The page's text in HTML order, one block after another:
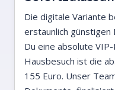
Die digitale Variante
erstaunlich günstigen
Du eine absolute
Hausbesuch ist die
155 Euro. Unser